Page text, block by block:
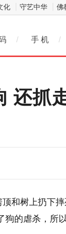
化 守艺中华 佛
/ 手 机 /
还抓
和树上扔下
狗的虐杀，所